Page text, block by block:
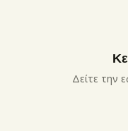
Δείτε την